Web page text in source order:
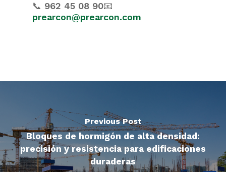
📞 962 45 08 90📧
prearcon@prearcon.com
Previous Post
Bloques de hormigón de alta densidad:
precisión y resistencia para edificaciones
duraderas